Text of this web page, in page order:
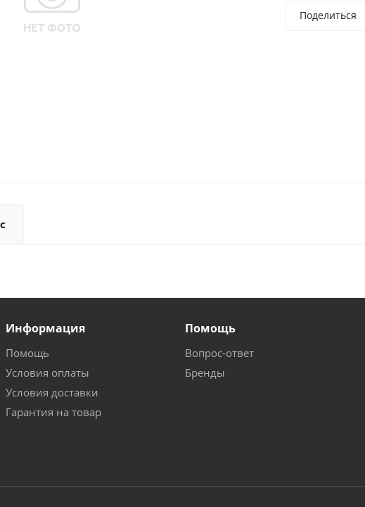
Поделиться
Информация
Помощь
Условия оплаты
Условия доставки
Гарантия на товар
Помощь
Вопрос-ответ
Бренды